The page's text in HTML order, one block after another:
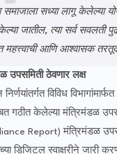
समाजाला सध्या लागू केलेल्या
जातील, त्या सर्व सवलती
महत्त्वाची आणि आश्वासक
उपसमिती ठेवणार लक्ष
विविध
गठीत केलेल्या मंत्रिमंडळ
Report) मंत्रिमंडळ
डिजिटल स्वाक्षरीने